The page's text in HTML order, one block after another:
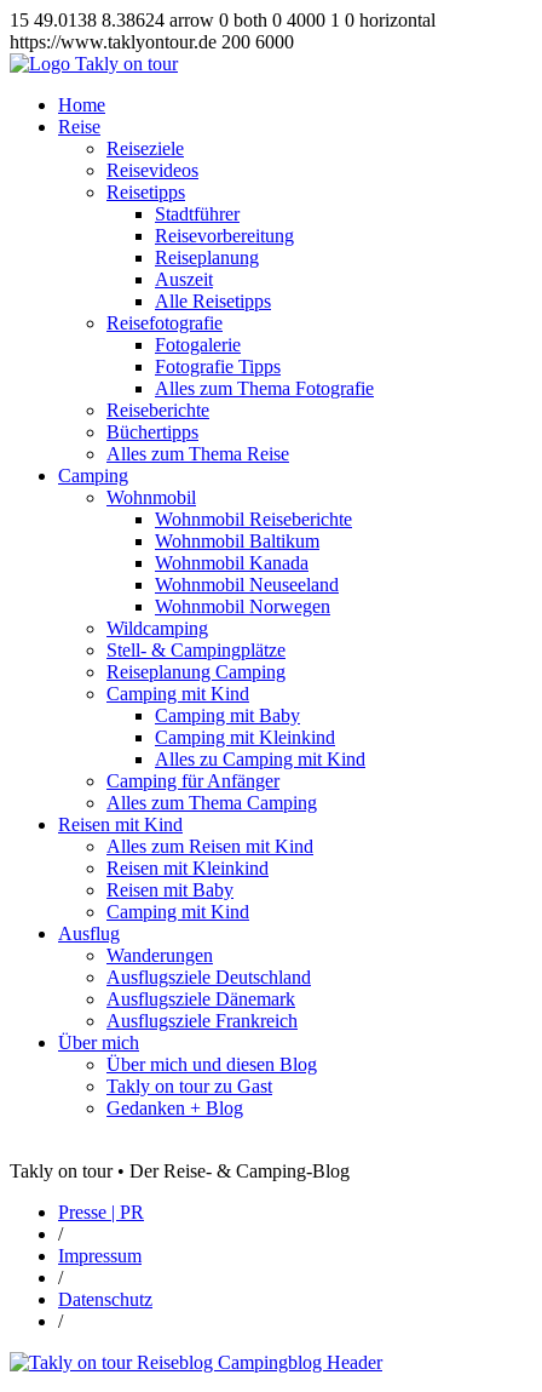
15 49.0138 8.38624 arrow 0 both 0 4000 1 0 horizontal
https://www.taklyontour.de 200 6000
Home
Reise
Reiseziele
Reisevideos
Reisetipps
Stadtführer
Reisevorbereitung
Reiseplanung
Auszeit
Alle Reisetipps
Reisefotografie
Fotogalerie
Fotografie Tipps
Alles zum Thema Fotografie
Reiseberichte
Büchertipps
Alles zum Thema Reise
Camping
Wohnmobil
Wohnmobil Reiseberichte
Wohnmobil Baltikum
Wohnmobil Kanada
Wohnmobil Neuseeland
Wohnmobil Norwegen
Wildcamping
Stell- & Campingplätze
Reiseplanung Camping
Camping mit Kind
Camping mit Baby
Camping mit Kleinkind
Alles zu Camping mit Kind
Camping für Anfänger
Alles zum Thema Camping
Reisen mit Kind
Alles zum Reisen mit Kind
Reisen mit Kleinkind
Reisen mit Baby
Camping mit Kind
Ausflug
Wanderungen
Ausflugsziele Deutschland
Ausflugsziele Dänemark
Ausflugsziele Frankreich
Über mich
Über mich und diesen Blog
Takly on tour zu Gast
Gedanken + Blog
Takly on tour • Der Reise- & Camping-Blog
Presse | PR
/
Impressum
/
Datenschutz
/